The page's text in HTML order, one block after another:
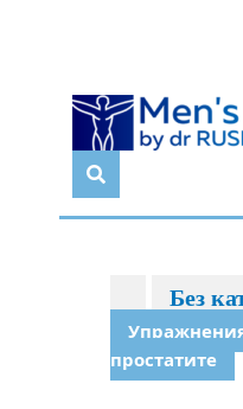
Перейти
содержимому
Без
простатите